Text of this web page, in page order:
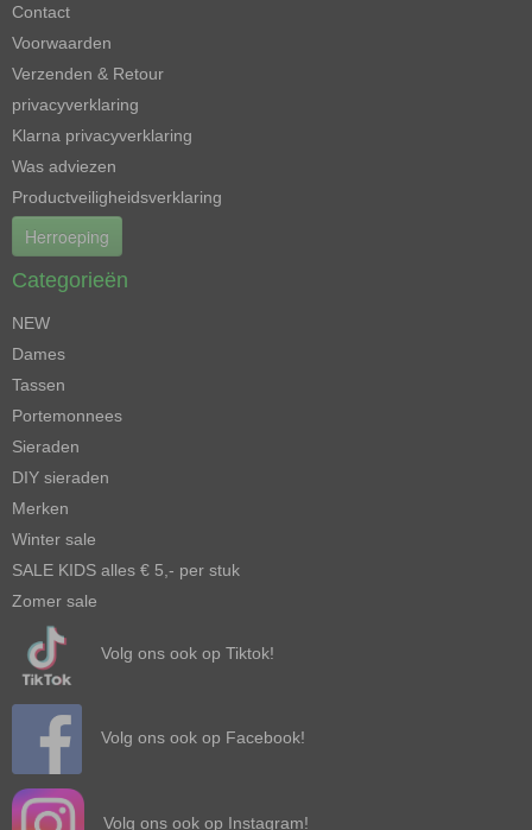
Contact
Voorwaarden
Verzenden & Retour
privacyverklaring
Klarna privacyverklaring
Was adviezen
Productveiligheidsverklaring
Herroeping
Categorieën
NEW
Dames
Tassen
Portemonnees
Sieraden
DIY sieraden
Merken
Winter sale
SALE KIDS alles € 5,- per stuk
Zomer sale
Volg ons ook op Tiktok!
Volg ons ook op Facebook!
Volg ons ook op Instagram!